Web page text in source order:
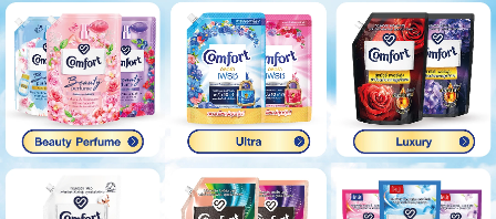
เครื่องดื่มและผงชงดื่ม
เครื่องปรุงรสและของแห้ง
ขนมขบเคี้ยว และช็อคโกแลต
อาหารสด ผัก ผลไม้และเบเกอรี่
มือถือ
พระเครื่อง test pop